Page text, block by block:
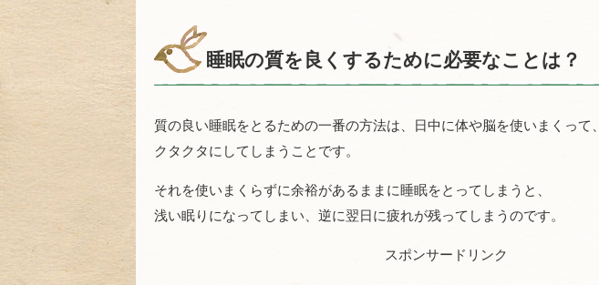
睡眠の質を良くするために必要なことは？
質の良い睡眠をとるための一番の方法は、日中に体や脳を使いまくって、
クタクタにしてしまうことです。
それを使いまくらずに余裕があるままに睡眠をとってしまうと、
浅い眠りになってしまい、逆に翌日に疲れが残ってしまうのです。
スポンサードリンク